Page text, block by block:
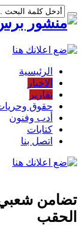
الرئيسية
الاخبار
تقارير
حقوق
أدب وفنون
كتابات
اتصل بنا
تضامن
الحقب